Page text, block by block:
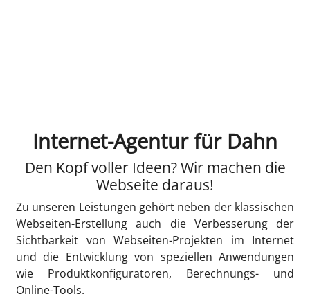
Internet-Agentur für Dahn
Den Kopf voller Ideen? Wir machen die
Webseite daraus!
Zu unseren Leistungen gehört neben der klassischen
Webseiten-Erstellung auch die Verbesserung der
Sichtbarkeit von Webseiten-Projekten im Internet
und die Entwicklung von speziellen Anwendungen
wie Produktkonfiguratoren, Berechnungs- und
Online-Tools.